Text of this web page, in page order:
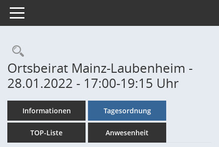
Toggle navigation
Rechercheauswahl
Ortsbeirat Mainz-Laubenheim -
28.01.2022 - 17:00-19:15 Uhr
Informationen Tagesordnung
TOP-Liste Anwesenheit